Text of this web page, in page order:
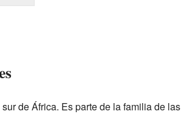
de África. Es parte de la familia de las